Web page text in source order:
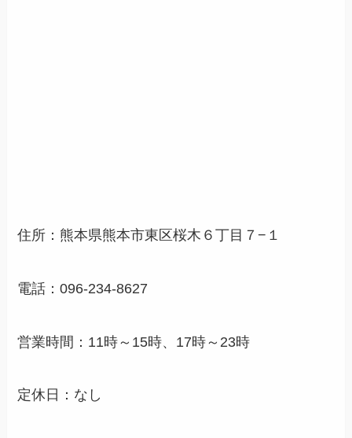
住所：熊本県熊本市東区桜木６丁目７−１
電話：096-234-8627
営業時間：11時～15時、17時～23時
定休日：なし